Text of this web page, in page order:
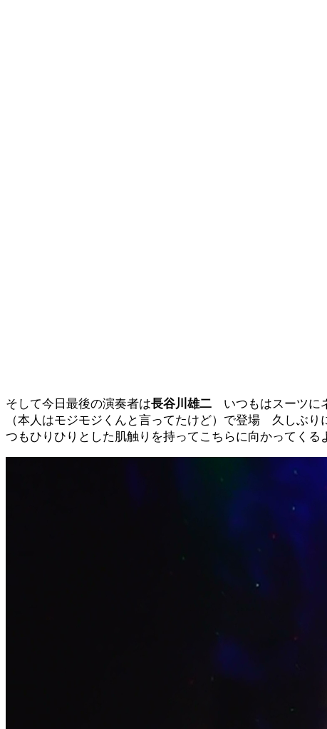
そして今日最後の演奏者は長谷川雄二 いつもはスーツに
（本人はモジモジくんと言ってたけど）で登場 久しぶ
つもひりひりとした肌触りを持ってこちらに向かってくる